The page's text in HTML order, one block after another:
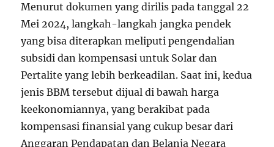
Menurut dokumen yang dirilis pada tanggal 22
Mei 2024, langkah-langkah jangka pendek
yang bisa diterapkan meliputi pengendalian
subsidi dan kompensasi untuk Solar dan
Pertalite yang lebih berkeadilan. Saat ini, kedua
jenis BBM tersebut dijual di bawah harga
keekonomiannya, yang berakibat pada
kompensasi finansial yang cukup besar dari
Anggaran Pendapatan dan Belanja Negara